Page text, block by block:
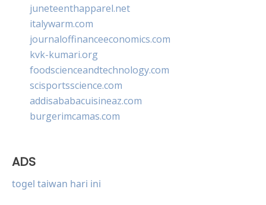
juneteenthapparel.net
italywarm.com
journaloffinanceeconomics.com
kvk-kumari.org
foodscienceandtechnology.com
scisportsscience.com
addisababacuisineaz.com
burgerimcamas.com
ADS
togel taiwan hari ini